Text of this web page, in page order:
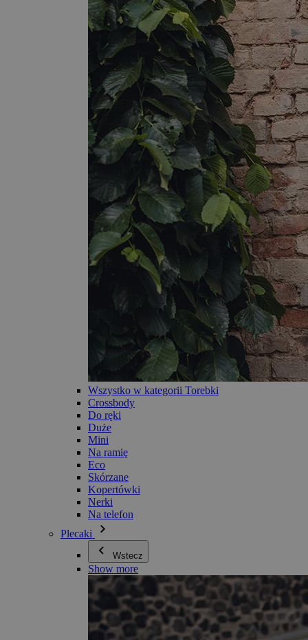
Wszystko w kategorii Torebki
Crossbody
Do ręki
Duże
Mini
Na ramię
Eco
Skórzane
Kopertówki
Nerki
Na telefon
Plecaki
Wstecz
Show more